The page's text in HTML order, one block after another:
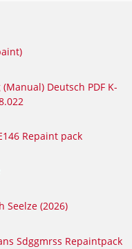
Deutsch PDF K-
Repaint pack
Seelze (2026)
Sdggmrss Repaintpack